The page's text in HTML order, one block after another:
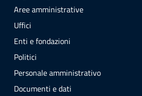
Aree amministrative
Uffici
Enti e fondazioni
Politici
Personale amministrativo
Documenti e dati